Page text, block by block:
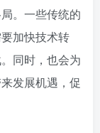
。一些传统的
加快技术转
同时，也会为
发展机遇，促